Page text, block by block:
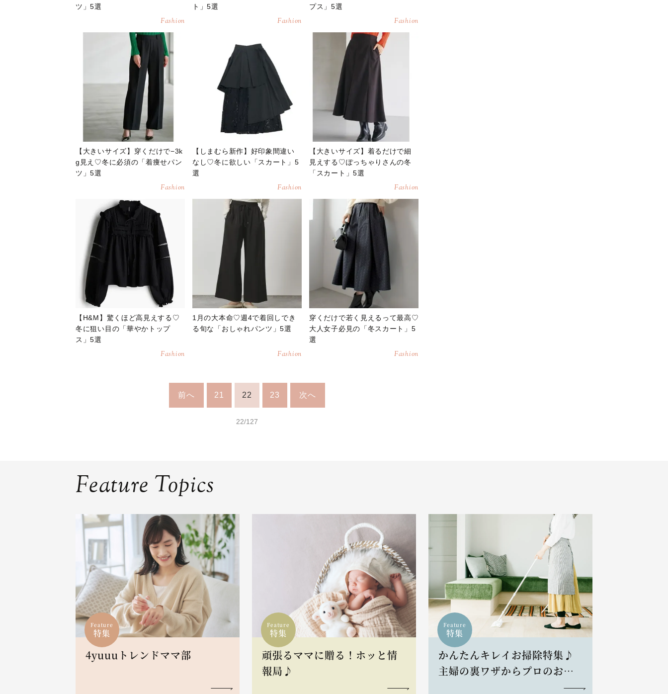
ツ」5選
Fashion
ト」5選
Fashion
プス」5選
Fashion
【大きいサイズ】穿くだけで−3k
g見え♡冬に必須の「着痩せパン
ツ」5選
Fashion
【しまむら新作】好印象間違い
なし♡冬に欲しい「スカート」5
選
Fashion
【大きいサイズ】着るだけで細
見えする♡ぽっちゃりさんの冬
「スカート」5選
Fashion
【H&M】驚くほど高見えする♡
冬に狙い目の「華やかトップ
ス」5選
Fashion
1月の大本命♡週4で着回しでき
る旬な「おしゃれパンツ」5選
Fashion
穿くだけで若く見えるって最高♡
大人女子必見の「冬スカート」5
選
Fashion
前へ 21 22 23 次へ
22/127
Feature Topics
Feature
特集
4yuuuトレンドママ部
Feature
特集
頑張るママに贈る！ホッと情
報局♪
Feature
特集
かんたんキレイお掃除特集♪
主婦の裏ワザからプロのお掃